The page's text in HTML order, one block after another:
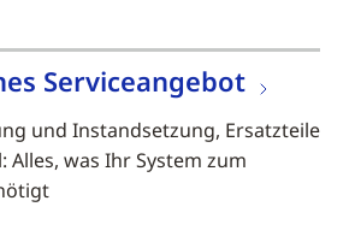
Serviceangebot
und Instandsetzung, Ersatzteile
Alles, was Ihr System zum